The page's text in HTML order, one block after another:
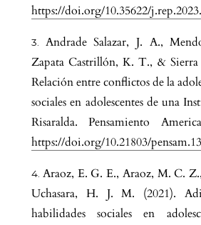
https://doi.org/10.35622/
Andrade Salazar, J. A.,
Zapata Castrillón, K. T., & Sierra
Relación entre conflictos de la
sociales en adolescentes de una
Risaralda. Pensamiento
https://doi.org/10.21803/
Araoz, E. G. E., Araoz, M. C.
Uchasara, H. J. M. (2021).
habilidades sociales en